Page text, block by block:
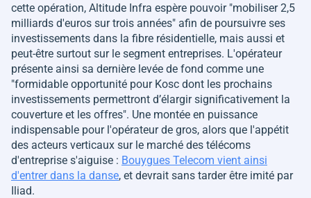
cette opération, Altitude Infra espère pouvoir "mobiliser 2,5
milliards d'euros sur trois années" afin de poursuivre ses
investissements dans la fibre résidentielle, mais aussi et
peut-être surtout sur le segment entreprises. L'opérateur
présente ainsi sa dernière levée de fond comme une
"formidable opportunité pour Kosc dont les prochains
investissements permettront d’élargir significativement la
couverture et les offres". Une montée en puissance
indispensable pour l'opérateur de gros, alors que l'appétit
des acteurs verticaux sur le marché des télécoms
d'entreprise s'aiguise : Bouygues Telecom vient ainsi
d'entrer dans la danse, et devrait sans tarder être imité par
Iliad.